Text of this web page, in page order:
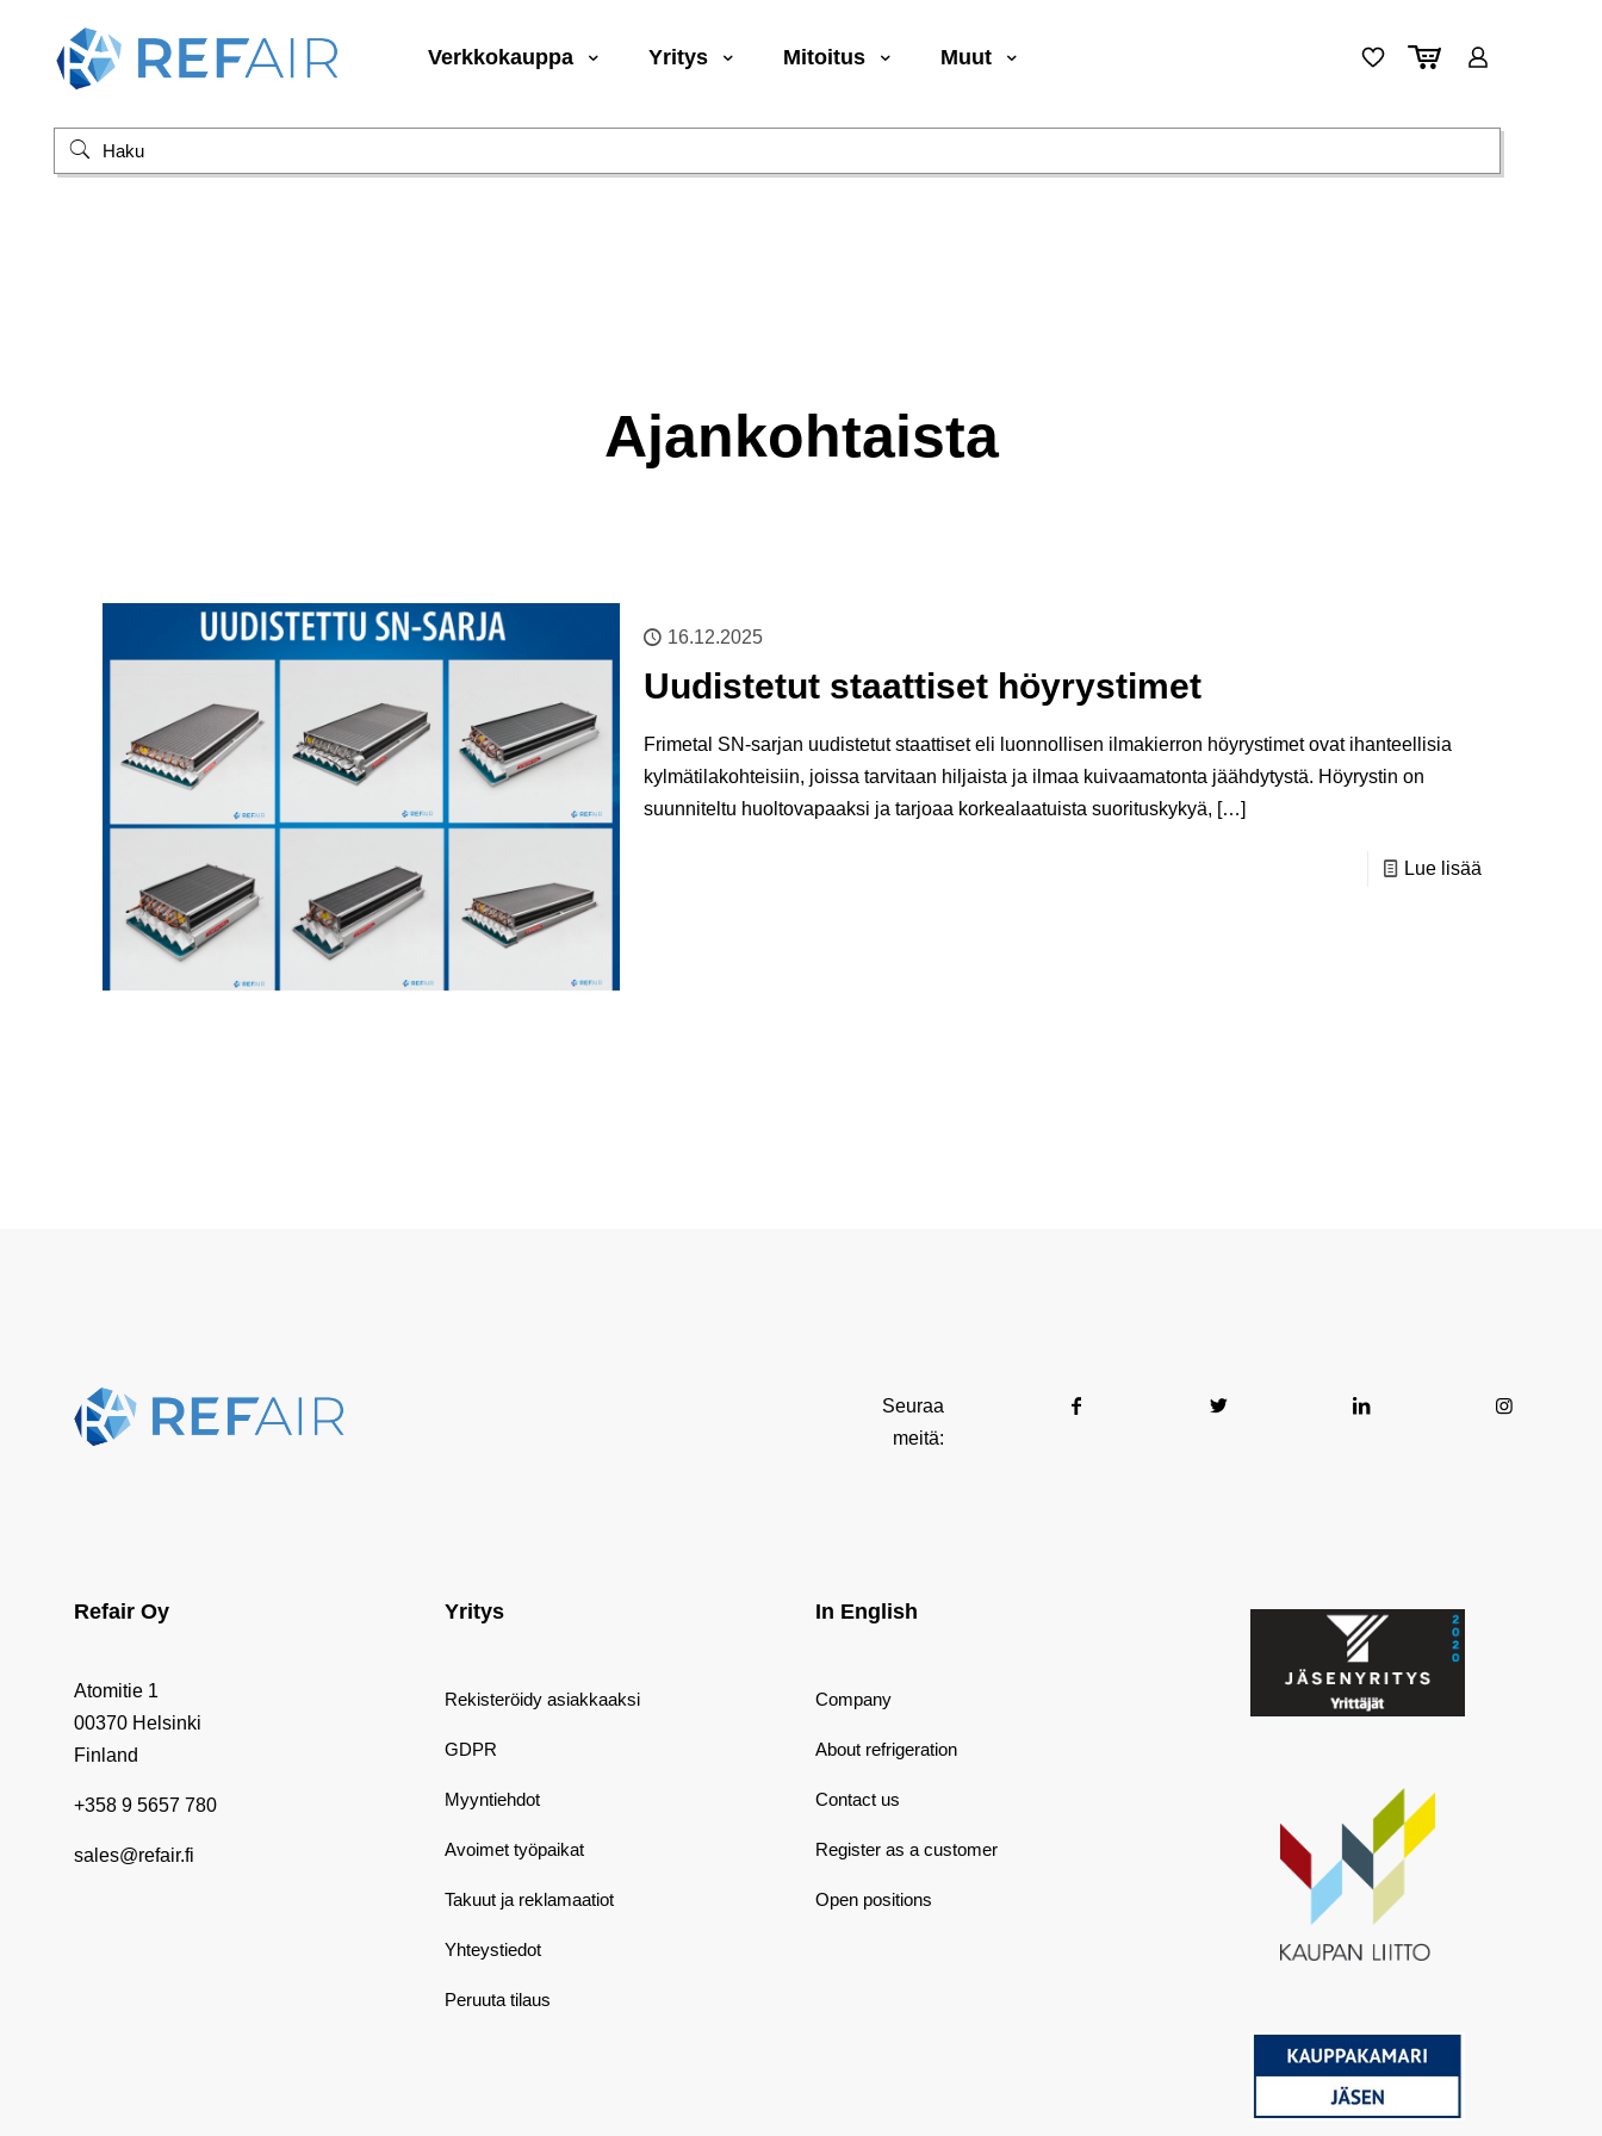
Verkkokauppa Yritys Mitoitus Muut
Ajankohtaista
16.12.2025
Uudistetut staattiset höyrystimet
Frimetal SN-sarjan uudistetut staattiset eli luonnollisen ilmakierron höyrystimet ovat ihanteellisia
kylmätilakohteisiin, joissa tarvitaan hiljaista ja ilmaa kuivaamatonta jäähdytystä. Höyrystin on
suunniteltu huoltovapaaksi ja tarjoaa korkealaatuista suorituskykyä, […]
Lue lisää
Seuraa
meitä:
Refair Oy
Atomitie 1
00370 Helsinki
Finland
+358 9 5657 780
sales@refair.fi
Yritys
Rekisteröidy asiakkaaksi
GDPR
Myyntiehdot
Avoimet työpaikat
Takuut ja reklamaatiot
Yhteystiedot
Peruuta tilaus
In English
Company
About refrigeration
Contact us
Register as a customer
Open positions